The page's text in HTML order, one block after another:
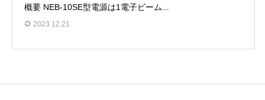
概要 NEB-10SE型電源は1電子ビーム...
2023.12.21